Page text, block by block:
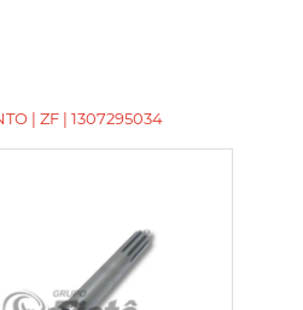
| ZF | 1307295034